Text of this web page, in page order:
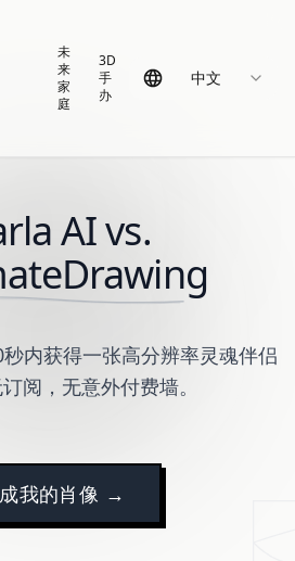
未
来
家
庭
3D
手
办
中文
AI vs.
内获得一张高分辨率灵魂伴侣
阅，无意外付费墙。
我的肖像 →